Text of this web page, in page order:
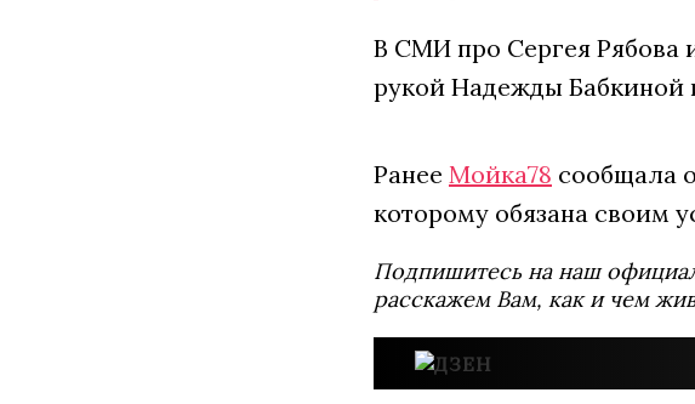
В СМИ про Сергея Рябова
рукой Надежды Бабкиной
Ранее Мойка78 сообщала
которому обязана своим
Подпишитесь на наш
расскажем Вам, как и чем